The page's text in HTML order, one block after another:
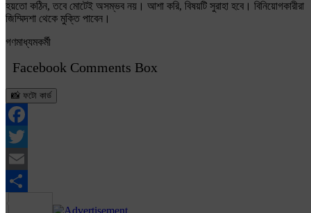
হয়তো কঠিন, তবে মোটেই অসম্ভব নয়। আশা করি, বিষয়টি সুরাহা হবে। বিনিয়োগকারীরা
জিম্মিদশা থেকে মুক্তি পাবেন।
গণমাধ্যমকর্মী
Facebook Comments Box
📸 ফটো কার্ড
Facebook
Twitter
Email
Share